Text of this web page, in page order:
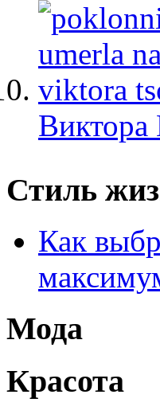
Виктора
Стиль
Как
Мода
Красота